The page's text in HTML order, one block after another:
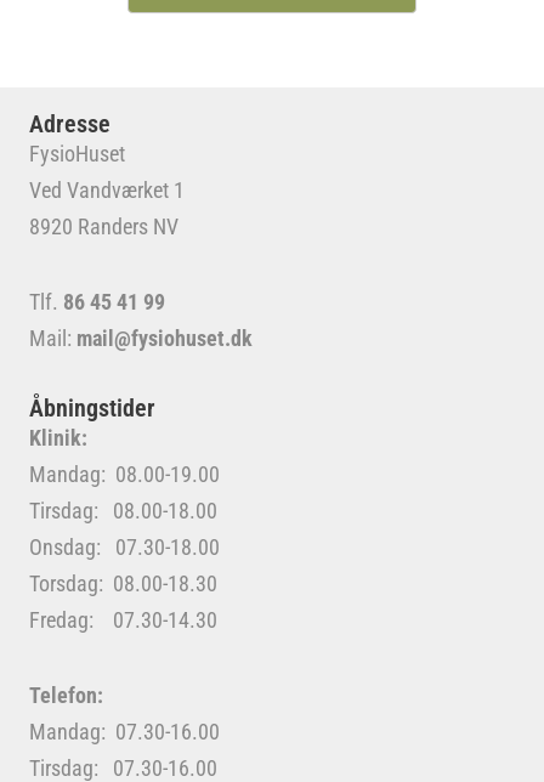
Adresse
FysioHuset
Ved Vandværket 1
8920 Randers NV
Tlf. 86 45 41 99
Mail: mail@fysiohuset.dk
Åbningstider
Klinik:
Mandag: 08.00-19.00
Tirsdag: 08.00-18.00
Onsdag: 07.30-18.00
Torsdag: 08.00-18.30
Fredag: 07.30-14.30
Telefon:
Mandag: 07.30-16.00
Tirsdag: 07.30-16.00